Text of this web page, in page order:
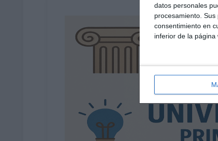
datos personales
procesamiento.
consentimiento en
inferior de la página